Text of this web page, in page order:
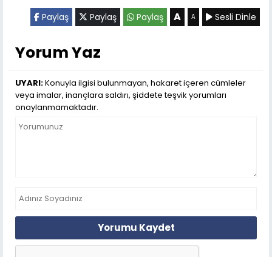
Paylaş Paylaş Paylaş A A Sesli Dinle
Yorum Yaz
UYARI:Konuyla ilgisi bulunmayan, hakaret içeren cümleler
veya imalar, inançlara saldırı, şiddete teşvik yorumları
onaylanmamaktadır.
Yorumu Kaydet